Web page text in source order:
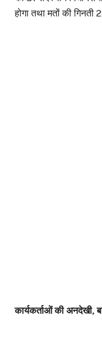
होगा तथा मतों की गिनती
कार्यकर्ताओं की अनदेखी,